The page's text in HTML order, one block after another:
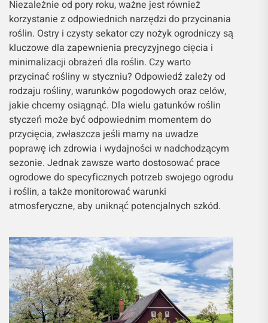
Niezależnie od pory roku, ważne jest również
korzystanie z odpowiednich narzędzi do przycinania
roślin. Ostry i czysty sekator czy nożyk ogrodniczy są
kluczowe dla zapewnienia precyzyjnego cięcia i
minimalizacji obrażeń dla roślin. Czy warto
przycinać rośliny w styczniu? Odpowiedź zależy od
rodzaju rośliny, warunków pogodowych oraz celów,
jakie chcemy osiągnąć. Dla wielu gatunków roślin
styczeń może być odpowiednim momentem do
przycięcia, zwłaszcza jeśli mamy na uwadze
poprawę ich zdrowia i wydajności w nadchodzącym
sezonie. Jednak zawsze warto dostosować prace
ogrodowe do specyficznych potrzeb swojego ogrodu
i roślin, a także monitorować warunki
atmosferyczne, aby uniknąć potencjalnych szkód.